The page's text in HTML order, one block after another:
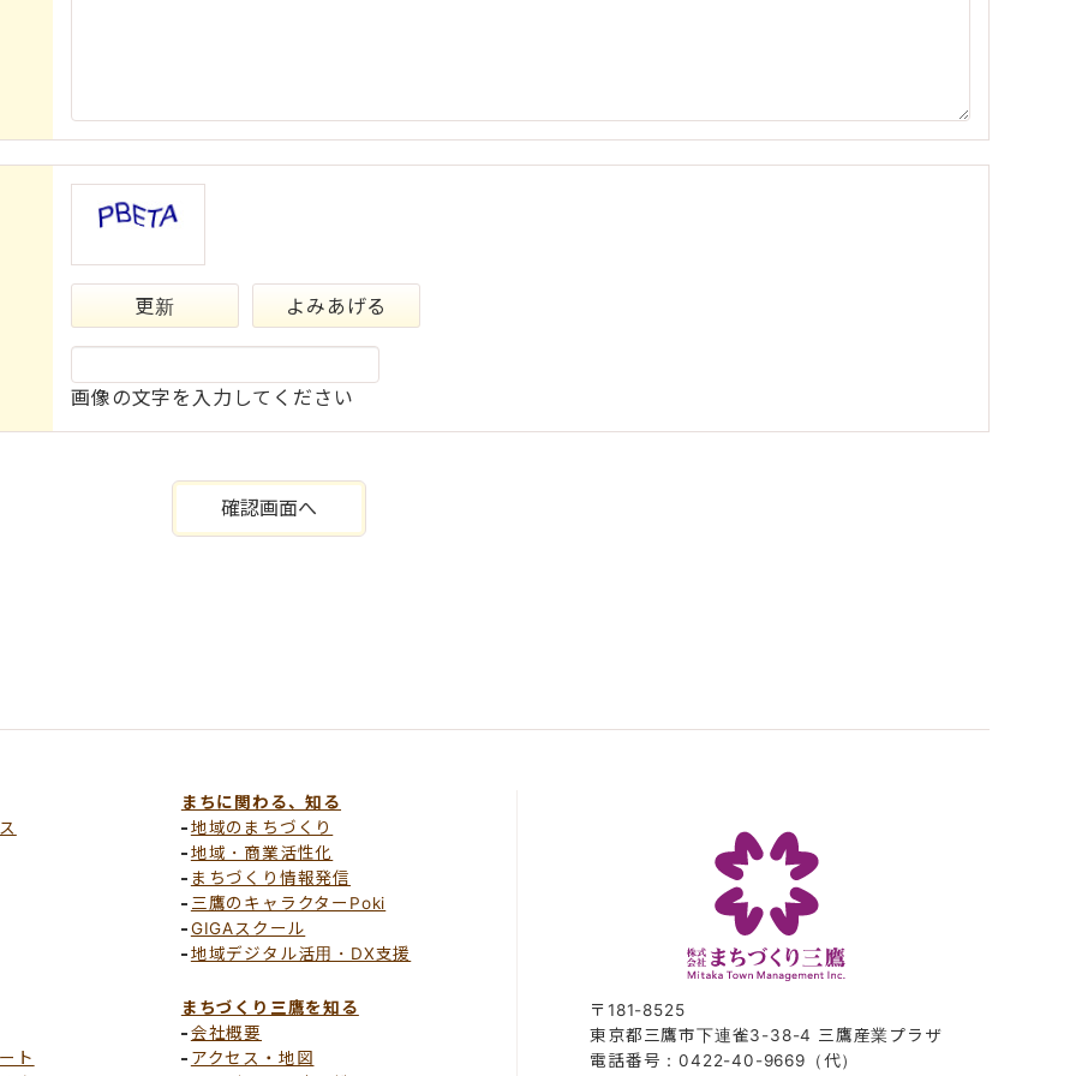
更新 よみあげる
画像の文字を入力してください
ト
まちに関わる、知る
地域のまちづくり
地域・商業活性化
まちづくり情報発信
三鷹のキャラクターPoki
GIGAスクール
地域デジタル活用・DX支援
まちづくり三鷹を知る
会社概要
アクセス・地図
〒181-8525
東京都三鷹市下連雀3-38-4 三鷹産業プラザ
電話番号：0422-40-9669（代）